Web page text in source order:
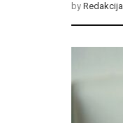
by Redakcija